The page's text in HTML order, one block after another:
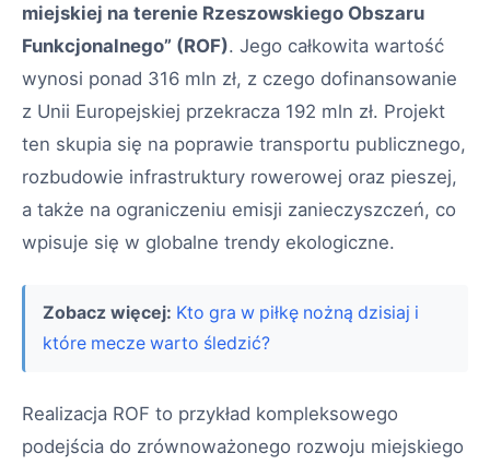
miejskiej na terenie Rzeszowskiego Obszaru
Funkcjonalnego” (ROF). Jego całkowita wartość
wynosi ponad 316 mln zł, z czego dofinansowanie
z Unii Europejskiej przekracza 192 mln zł. Projekt
ten skupia się na poprawie transportu publicznego,
rozbudowie infrastruktury rowerowej oraz pieszej,
a także na ograniczeniu emisji zanieczyszczeń, co
wpisuje się w globalne trendy ekologiczne.
Zobacz więcej: Kto gra w piłkę nożną dzisiaj i
które mecze warto śledzić?
Realizacja ROF to przykład kompleksowego
podejścia do zrównoważonego rozwoju miejskiego